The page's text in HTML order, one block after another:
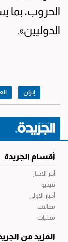
الحروب،
الدوليين».
إيران
أقسام الجريدة
آخر الاخبار
فيديو
أخبار الاولى
مقالات
محليات
المزيد من